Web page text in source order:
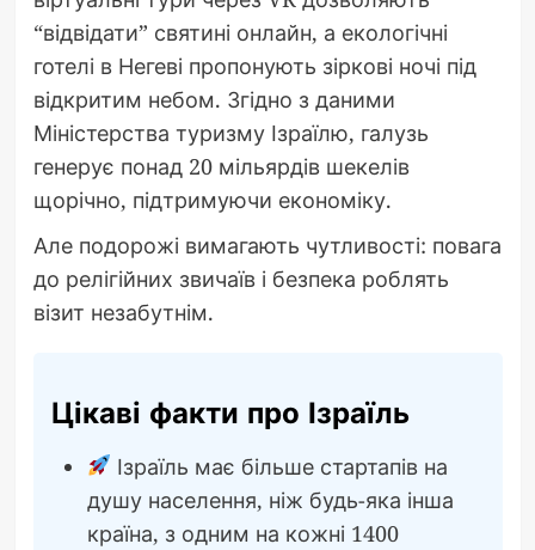
“відвідати” святині онлайн, а екологічні
готелі в Негеві пропонують зіркові ночі під
відкритим небом. Згідно з даними
Міністерства туризму Ізраїлю, галузь
генерує понад 20 мільярдів шекелів
щорічно, підтримуючи економіку.
Але подорожі вимагають чутливості: повага
до релігійних звичаїв і безпека роблять
візит незабутнім.
Цікаві факти про Ізраїль
Ізраїль має більше стартапів на
душу населення, ніж будь-яка інша
країна, з одним на кожні 1400